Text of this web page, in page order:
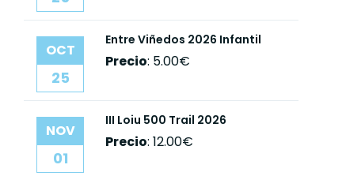
OCT
25
Entre Viñedos 2026 Infantil
Precio: 5.00€
NOV
01
III Loiu 500 Trail 2026
Precio: 12.00€